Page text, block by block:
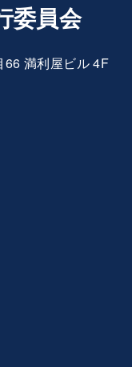
委員会
66 満利屋ビル 4F